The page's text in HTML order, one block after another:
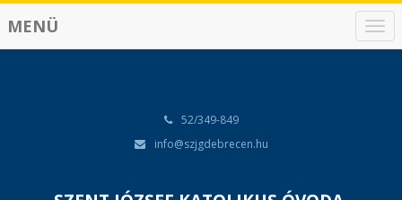
N
a
MENÜ
52/349-849
info@szjgdebrecen.hu